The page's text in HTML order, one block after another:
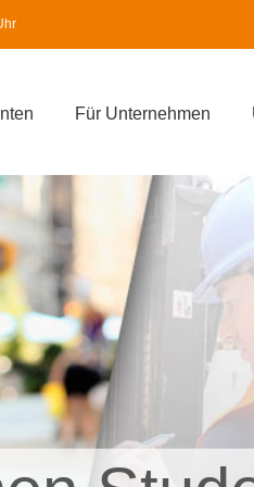
Für Unternehmen